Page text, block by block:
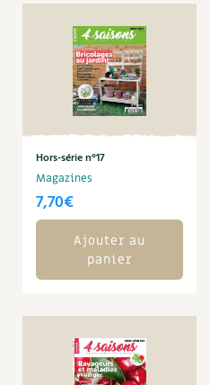
Hors-série n°17
Magazines
7,70€
Ajouter au
panier